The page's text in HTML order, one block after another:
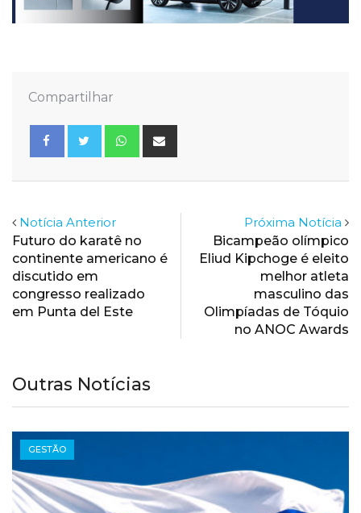
Compartilhar
Whatsapp
Notícia Anterior
Futuro do karatê no
continente americano é
discutido em
congresso realizado
em Punta del Este
Próxima Notícia
Bicampeão olímpico
Eliud Kipchoge é eleito
melhor atleta
masculino das
Olimpíadas de Tóquio
no ANOC Awards
Outras Notícias
GESTÃO